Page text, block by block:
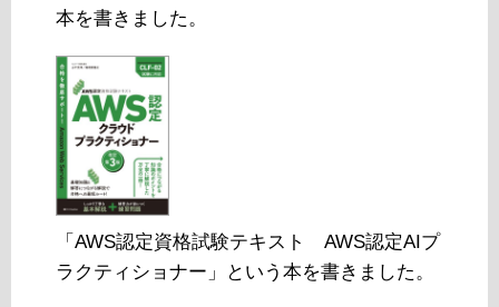
本を書きました。
「AWS認定資格試験テキスト AWS認定AIプ
ラクティショナー」という本を書きました。